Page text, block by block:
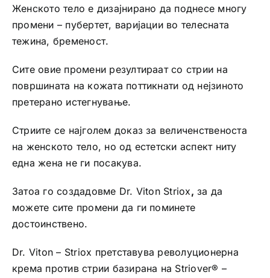
Женското тело e дизајнирано да поднесе многу
промени – пубертет, варијации во телесната
тежина, бременост.
Сите овие промени резултираат со стрии на
површината на кожата поттикнати од нејзиното
претерано истегнување.
Стриите се најголем доказ за величенственоста
на женското тело, но од естетски аспект ниту
една жена не ги посакува.
Затоа го создадовме Dr. Viton Striox, за да
можете сите промени да ги поминете
достоинствено.
Dr. Viton – Striox претставува револуционерна
крема против стрии базирана на Striover® –